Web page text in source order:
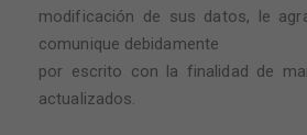
modificación de sus datos, le
comunique debidamente
por escrito con la finalidad de
actualizados.